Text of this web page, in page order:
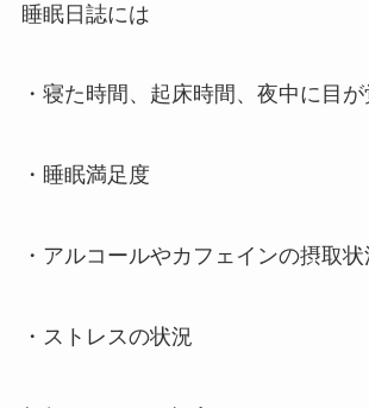
睡眠日誌には
・寝た時間、起床時間、夜中に目
・睡眠満足度
・アルコールやカフェインの摂取状
・ストレスの状況